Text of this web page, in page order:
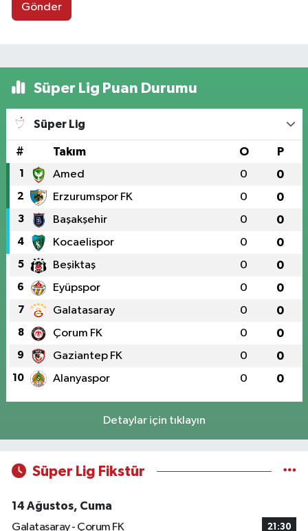
Gönder
Süper Lig Puan Durumu
Süper Lig
# Takım O P
1 Amed 0 0
2 Erzurumspor FK 0 0
3 Başakşehir 0 0
4 Kocaelispor 0 0
5 Beşiktaş 0 0
6 Eyüpspor 0 0
7 Galatasaray 0 0
8 Çorum FK 0 0
9 Gaziantep FK 0 0
10 Alanyaspor 0 0
Detaylar için tıklayın
Süper Lig Fikstür
14 Ağustos, Cuma
Galatasaray - Çorum FK
21:30